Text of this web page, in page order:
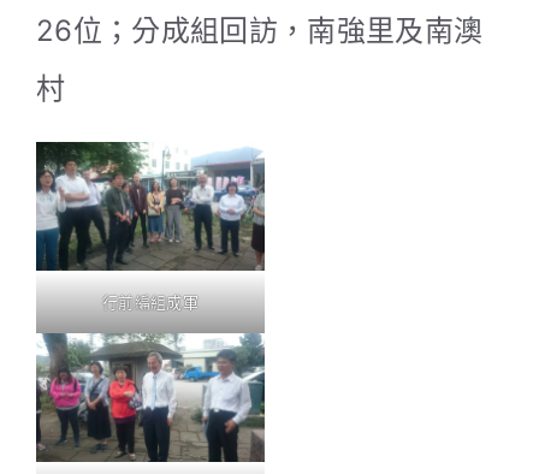
26位；分成組回訪，南強里及南澳
村
行前編組成軍